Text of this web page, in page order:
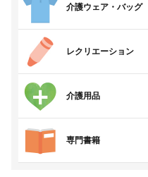
介護ウェア・バッグ
レクリエーション
介護用品
専門書籍